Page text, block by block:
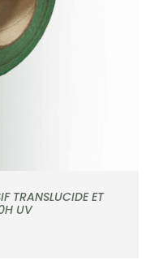
TRANSLUCIDE ET
UV